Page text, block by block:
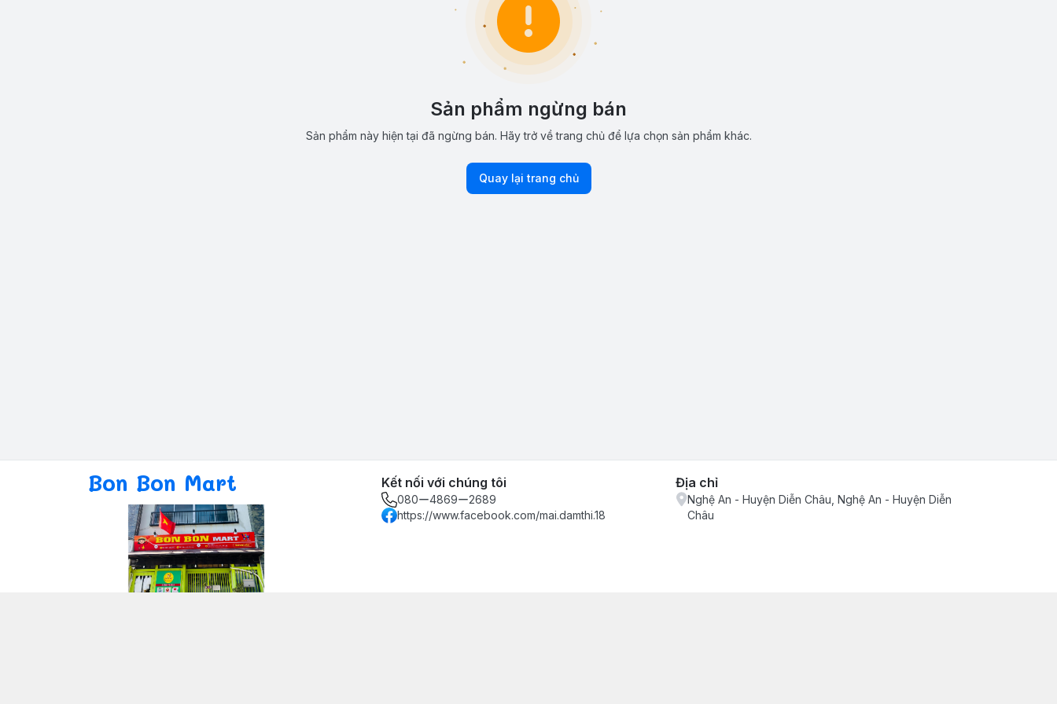
Sản phẩm ngừng bán
Sản phẩm này hiện tại đã ngừng bán. Hãy trở về trang chủ để lựa chọn sản phẩm khác.
Quay lại trang chủ
Bon Bon Mart Kết nối với chúng tôi
080ー4869ー2689
https://www.facebook.com/mai.damthi.18
Địa chỉ
Nghệ An - Huyện Diễn Châu, Nghệ An - Huyện Diễn
Châu